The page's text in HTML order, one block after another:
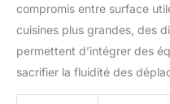
compromis entre surface
cuisines plus grandes, des
permettent d’intégrer des
sacrifier la fluidité des